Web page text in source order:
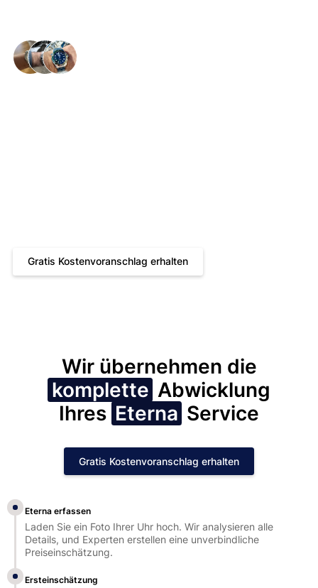
Gratis Kostenvoranschlag erhalten
Wir übernehmen die
komplette Abwicklung
Ihres Eterna Service
Gratis Kostenvoranschlag erhalten
Eterna erfassen
Laden Sie ein Foto Ihrer Uhr hoch. Wir analysieren alle
Details, und Experten erstellen eine unverbindliche
Preiseinschätzung.
Ersteinschätzung